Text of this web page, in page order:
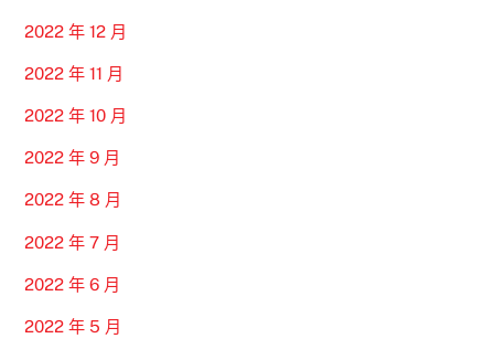
2022 年 12 月
2022 年 11 月
2022 年 10 月
2022 年 9 月
2022 年 8 月
2022 年 7 月
2022 年 6 月
2022 年 5 月